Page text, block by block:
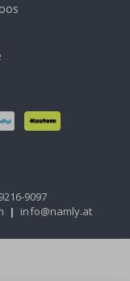
9097
| info@namly.at